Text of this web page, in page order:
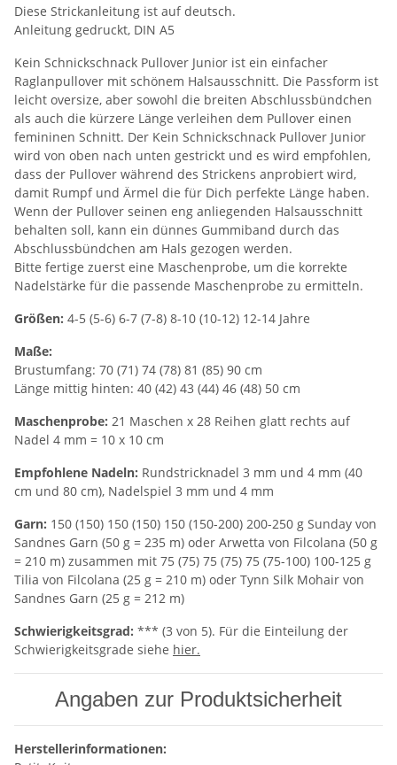
Diese Strickanleitung ist auf deutsch.
Anleitung gedruckt, DIN A5
Kein Schnickschnack Pullover Junior ist ein einfacher
Raglanpullover mit schönem Halsausschnitt. Die Passform ist
leicht oversize, aber sowohl die breiten Abschlussbündchen
als auch die kürzere Länge verleihen dem Pullover einen
femininen Schnitt. Der Kein Schnickschnack Pullover Junior
wird von oben nach unten gestrickt und es wird empfohlen,
dass der Pullover während des Strickens anprobiert wird,
damit Rumpf und Ärmel die für Dich perfekte Länge haben.
Wenn der Pullover seinen eng anliegenden Halsausschnitt
behalten soll, kann ein dünnes Gummiband durch das
Abschlussbündchen am Hals gezogen werden.
Bitte fertige zuerst eine Maschenprobe, um die korrekte
Nadelstärke für die passende Maschenprobe zu ermitteln.
Größen: 4-5 (5-6) 6-7 (7-8) 8-10 (10-12) 12-14 Jahre
Maße:
Brustumfang: 70 (71) 74 (78) 81 (85) 90 cm
Länge mittig hinten: 40 (42) 43 (44) 46 (48) 50 cm
Maschenprobe: 21 Maschen x 28 Reihen glatt rechts auf
Nadel 4 mm = 10 x 10 cm
Empfohlene Nadeln: Rundstricknadel 3 mm und 4 mm (40
cm und 80 cm), Nadelspiel 3 mm und 4 mm
Garn: 150 (150) 150 (150) 150 (150-200) 200-250 g Sunday von
Sandnes Garn (50 g = 235 m) oder Arwetta von Filcolana (50 g
= 210 m) zusammen mit 75 (75) 75 (75) 75 (75-100) 100-125 g
Tilia von Filcolana (25 g = 210 m) oder Tynn Silk Mohair von
Sandnes Garn (25 g = 212 m)
Schwierigkeitsgrad: *** (3 von 5). Für die Einteilung der
Schwierigkeitsgrade siehe hier.
Angaben zur Produktsicherheit
Herstellerinformationen: